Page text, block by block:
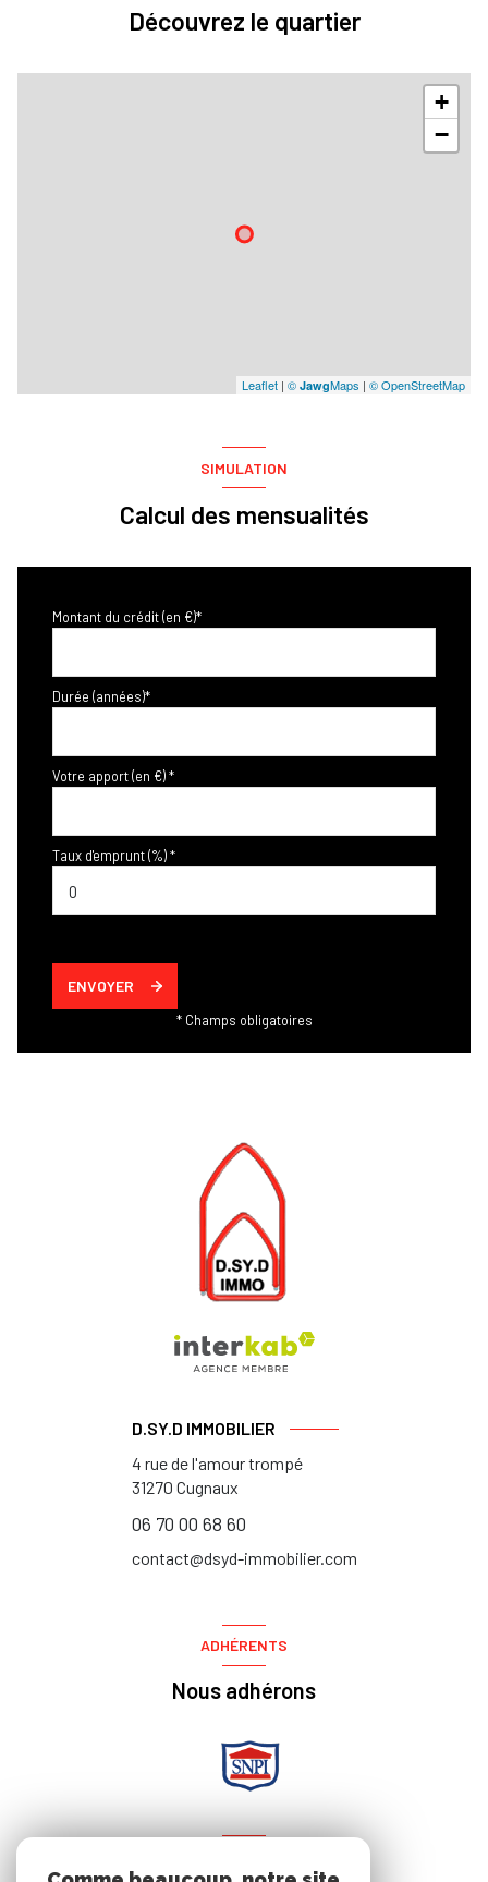
Découvrez le quartier
+
−
Leaflet | © JawgMaps | © OpenStreetMap
SIMULATION
Calcul des mensualités
Montant du crédit (en €)*
Durée (années)*
Votre apport (en €) *
Taux d'emprunt (%) *
ENVOYER
* Champs obligatoires
D.SY.D IMMOBILIER
4 rue de l'amour trompé
31270 Cugnaux
06 70 00 68 60
contact@dsyd-immobilier.com
ADHÉRENTS
Nous adhérons